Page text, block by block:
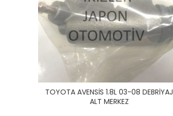
TOYOTA AVENSİS 1.8L 03-08 DEBRİYAJ
ALT MERKEZ